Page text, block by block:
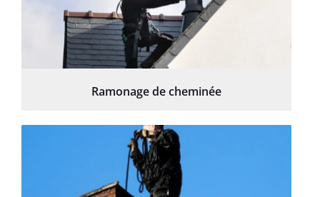
Ramonage de cheminée